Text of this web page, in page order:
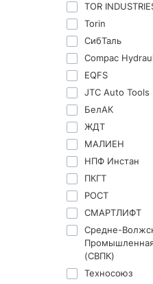
TOR
Torin
СибТаль
Compac
EQFS
JTC Auto Tools
БелАК
ЖДТ
МАЛИЕН
НПФ Инстан
ПКГТ
РОСТ
СМАРТЛИФТ
Средне-
(СВПК)
Техносоюз